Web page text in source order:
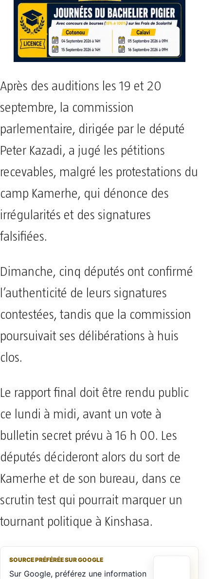
Après des auditions les 19 et 20
septembre, la commission
parlementaire, dirigée par le député
Peter Kazadi, a jugé les pétitions
recevables, malgré les protestations du
camp Kamerhe, qui dénonce des
irrégularités et des signatures
falsifiées.
Dimanche, cinq députés ont confirmé
l’authenticité de leurs signatures
contestées, tandis que la commission
poursuivait ses délibérations à huis
clos.
Le rapport final doit être rendu public
ce lundi à midi, avant un vote à
bulletin secret prévu à 16 h 00. Les
députés décideront alors du sort de
Kamerhe et de son bureau, dans ce
scrutin test qui pourrait marquer un
tournant politique à Kinshasa.
SOURCE PRÉFÉRÉE SUR GOOGLE
Sur Google, préférez une information